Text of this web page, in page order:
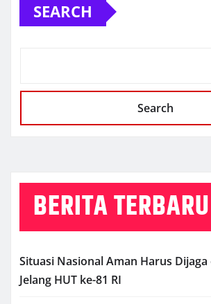
SEARCH
Search
BERITA TERBARU
Situasi Nasional Aman Harus
Jelang HUT ke-81 RI